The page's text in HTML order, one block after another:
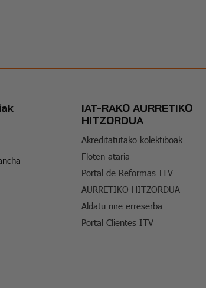
IAT-RAKO AURRETIKO
HITZORDUA
Akreditatutako kolektiboak
Floten ataria
Portal de Reformas ITV
AURRETIKO HITZORDUA
Aldatu nire erreserba
Portal Clientes ITV